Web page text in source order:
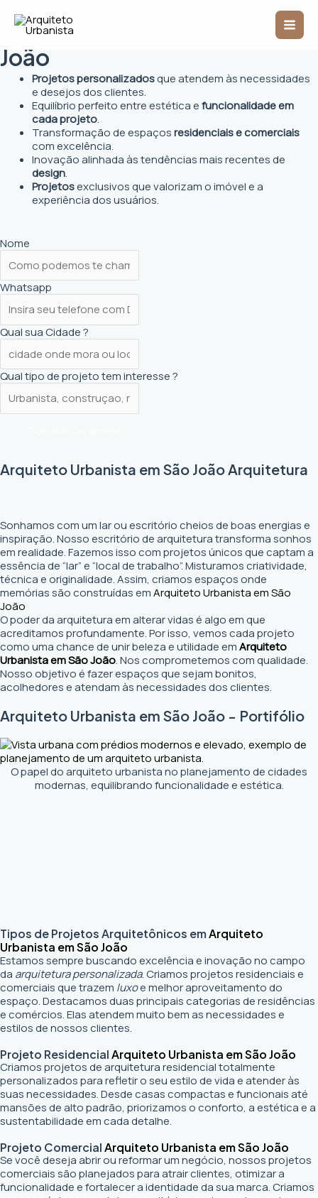
para
conteúdo
Main
Arquiteto Urbanista em São
João
Projetos personalizadosque atendem às necessidades
e desejos dos clientes.
Equilíbrio perfeito entre estética efuncionalidade em
cada projeto.
Transformação de espaçosresidenciais e comerciais
com excelência.
Inovação alinhada às tendências mais recentes de
design.
Projetosexclusivos que valorizam o imóvel e a
experiência dos usuários.
Nome
Whatsapp
Qual sua Cidade ?
Qual tipo de projeto tem interesse ?
Arquiteto Urbanista em São João Arquitetura
Sonhamos com um lar ou escritório cheios de boas energias e
inspiração. Nosso escritório de arquitetura transforma sonhos
em realidade. Fazemos isso com projetos únicos que captam a
essência de “lar” e “local de trabalho”. Misturamos criatividade,
técnica e originalidade. Assim, criamos espaços onde
memórias são construídas emArquiteto Urbanista em São
João
O poder da arquitetura em alterar vidas é algo em que
acreditamos profundamente. Por isso, vemos cada projeto
como uma chance de unir beleza e utilidade emArquiteto
Urbanista em São João. Nos comprometemos com qualidade.
Nosso objetivo é fazer espaços que sejam bonitos,
acolhedores e atendam às necessidades dos clientes.
Arquiteto Urbanista em São João - Portifólio
O papel do arquiteto urbanista no planejamento de cidades
modernas, equilibrando funcionalidade e estética.
Tipos de Projetos Arquitetônicos emArquiteto
Urbanista em São João
Estamos sempre buscando excelência e inovação no campo
da arquitetura personalizada. Criamos projetos residenciais e
comerciais que trazem luxoe melhor aproveitamento do
espaço. Destacamos duas principais categorias de residências
e comércios. Elas atendem muito bem as necessidades e
estilos de nossos clientes.
Projeto ResidencialArquiteto Urbanista em São João
Criamos projetos de arquitetura residencial totalmente
personalizados para refletir o seu estilo de vida e atender às
suas necessidades. Desde casas compactas e funcionais até
mansões de alto padrão, priorizamos o conforto, a estética e a
sustentabilidade em cada detalhe.
Projeto ComercialArquiteto Urbanista em São João
Se você deseja abrir ou reformar um negócio, nossos projetos
comerciais são planejados para atrair clientes, otimizar a
funcionalidade e fortalecer a identidade da sua marca. Criamos